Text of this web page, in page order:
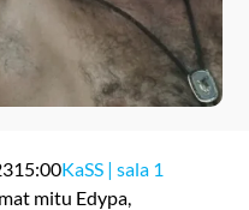
15:00KaSS | sala 1
mitu Edypa,